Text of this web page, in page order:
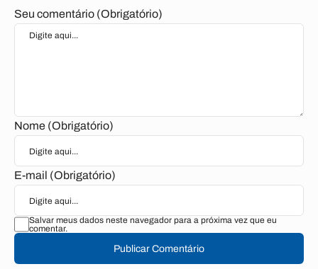
Seu comentário (Obrigatório)
Nome (Obrigatório)
E-mail (Obrigatório)
Salvar meus dados neste navegador para a próxima vez que eu
comentar.
Publicar Comentário